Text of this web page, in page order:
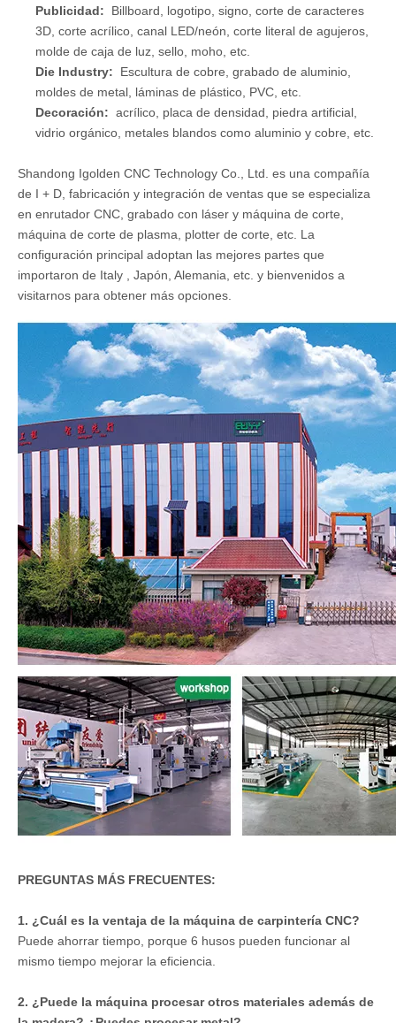
Aplicaciones de la máquina de enrutador CNC de
múltiples husillos:
Carpintería:Puerta y muebles de madera, ventanas, mesas
y sillas, gabinetes y paneles, placa de onda 3D, MDF,
escritorio de computadora, instrumentos musicales, etc.
Publicidad:Billboard, logotipo, signo, corte de caracteres
3D, corte acrílico, canal LED/neón, corte literal de agujeros,
Die Industry:Escultura de cobre, grabado de aluminio,
moldes de metal, láminas de plástico, PVC, etc.
Decoración:acrílico, placa de densidad, piedra artificial,
vidrio orgánico, metales blandos como aluminio y cobre, etc.
Shandong Igolden CNC Technology Co., Ltd. es una compañía
de I + D, fabricación y integración de ventas que se especializa
en enrutador CNC, grabado con láser y máquina de corte,
máquina de corte de plasma, plotter de corte, etc. La
configuración principal adoptan las mejores partes que
importaron de Italy , Japón, Alemania, etc. y bienvenidos a
visitarnos para obtener más opciones.